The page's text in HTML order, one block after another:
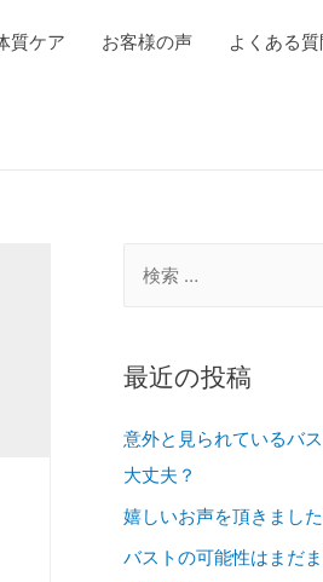
質ケア お客様の声 よくある質
最近の投稿
意外と見られているバ
大丈夫？
嬉しいお声を頂きまし
バストの可能性はまだ